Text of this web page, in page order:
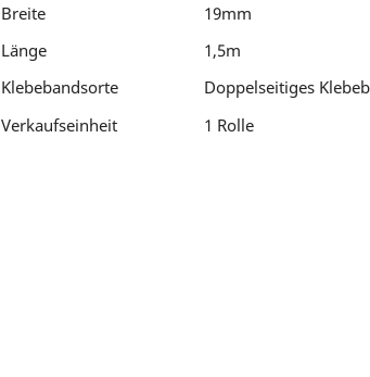
Breite
19mm
Länge
1,5m
Klebebandsorte
Doppelseitiges
Verkaufseinheit
1 Rolle